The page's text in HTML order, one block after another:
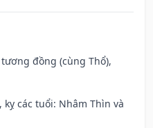
đồng (cùng Thổ),
các tuổi: Nhâm Thìn và